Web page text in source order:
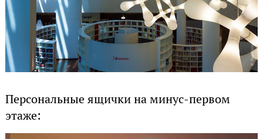
Персональные ящички на минус-первом
этаже: